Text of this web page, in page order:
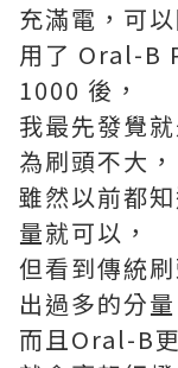
充滿電，可
用了 Oral-B
1000 後，
我最先發覺
為刷頭不大，
雖然以前都
量就可以，
但看到傳統
出過多的分量
而且Oral-B